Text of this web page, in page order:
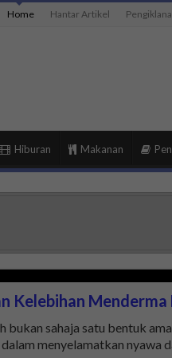
Home Hantar Artikel
Hiburan Makanan
Kelebihan Menderma
bukan sahaja satu bentuk
menyelamatkan nyawa